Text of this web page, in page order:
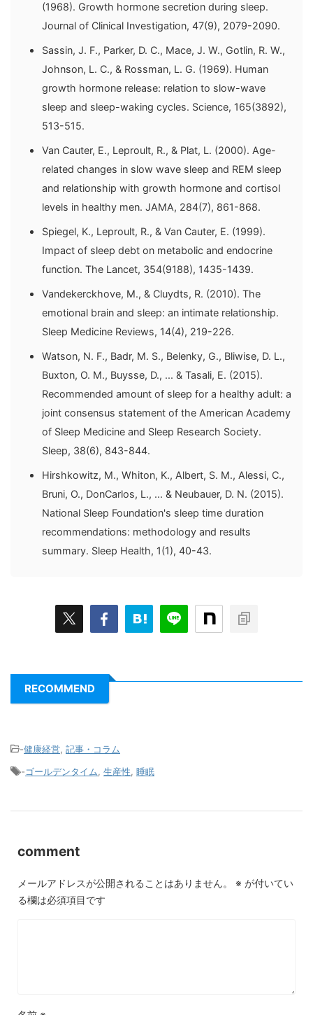
(1968). Growth hormone secretion during sleep.
Journal of Clinical Investigation, 47(9), 2079-2090.
Sassin, J. F., Parker, D. C., Mace, J. W., Gotlin, R. W.,
Johnson, L. C., & Rossman, L. G. (1969). Human
growth hormone release: relation to slow-wave
sleep and sleep-waking cycles. Science, 165(3892),
513-515.
Van Cauter, E., Leproult, R., & Plat, L. (2000). Age-
related changes in slow wave sleep and REM sleep
and relationship with growth hormone and cortisol
levels in healthy men. JAMA, 284(7), 861-868.
Spiegel, K., Leproult, R., & Van Cauter, E. (1999).
Impact of sleep debt on metabolic and endocrine
function. The Lancet, 354(9188), 1435-1439.
Vandekerckhove, M., & Cluydts, R. (2010). The
emotional brain and sleep: an intimate relationship.
Sleep Medicine Reviews, 14(4), 219-226.
Watson, N. F., Badr, M. S., Belenky, G., Bliwise, D. L.,
Buxton, O. M., Buysse, D., ... & Tasali, E. (2015).
Recommended amount of sleep for a healthy adult: a
joint consensus statement of the American Academy
of Sleep Medicine and Sleep Research Society.
Sleep, 38(6), 843-844.
Hirshkowitz, M., Whiton, K., Albert, S. M., Alessi, C.,
Bruni, O., DonCarlos, L., ... & Neubauer, D. N. (2015).
National Sleep Foundation's sleep time duration
recommendations: methodology and results
summary. Sleep Health, 1(1), 40-43.
RECOMMEND
-健康経営, 記事・コラム
-ゴールデンタイム, 生産性, 睡眠
comment
メールアドレスが公開されることはありません。 ※ が付いてい
る欄は必須項目です